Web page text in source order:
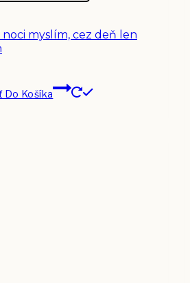
noci myslím, cez deň len
Do Košíka